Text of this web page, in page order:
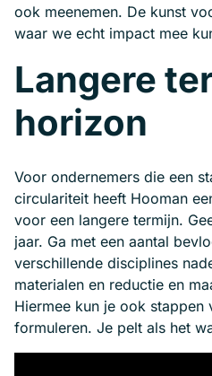
ook meenemen. De kunst
waar we echt impact mee
Langere
horizon
Voor ondernemers die een
circulariteit heeft Hooman
voor een langere termijn.
jaar. Ga met een aantal
verschillende disciplines
materialen en reductie en
Hiermee kun je ook
formuleren. Je pelt als het